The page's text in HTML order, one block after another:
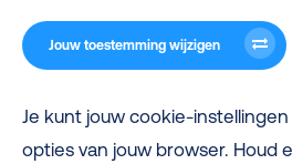
Jouw toestemming wijzigen
Je kunt jouw cookie-
opties van jouw browser. Houd